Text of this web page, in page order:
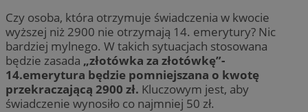
Czy osoba, która otrzymuje świadczenia w kwocie
wyższej niż 2900 nie otrzymają 14. emerytury? Nic
bardziej mylnego. W takich sytuacjach stosowana
będzie zasada „złotówka za złotówkę”-
14.emerytura będzie pomniejszana o kwotę
przekraczającą 2900 zł. Kluczowym jest, aby
świadczenie wynosiło co najmniej 50 zł.